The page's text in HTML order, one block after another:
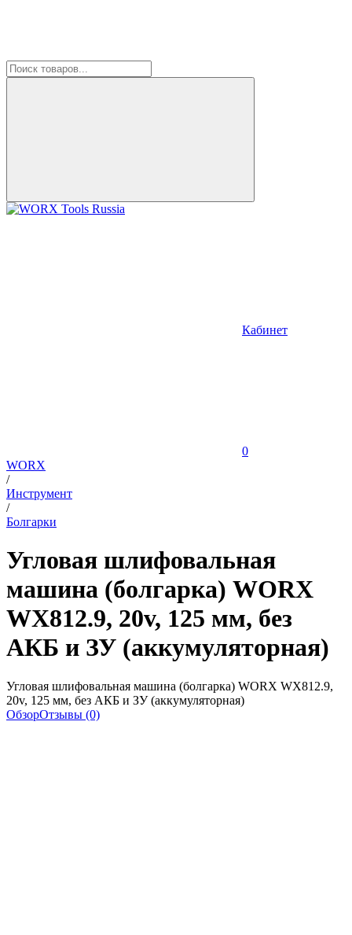
Кабинет
0
WORX
/
Инструмент
/
Болгарки
Угловая шлифовальная
машина (болгарка) WORX
WX812.9, 20v, 125 мм, без
АКБ и ЗУ (аккумуляторная)
Угловая шлифовальная машина (болгарка) WORX WX812.9,
20v, 125 мм, без АКБ и ЗУ (аккумуляторная)
ОбзорОтзывы (0)